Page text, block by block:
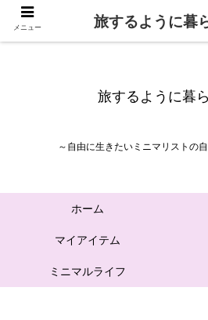
旅するように暮
～自由に生きたいミニマリストの
ホーム
マイアイテム
ミニマルライフ
メニュー 旅するように暮